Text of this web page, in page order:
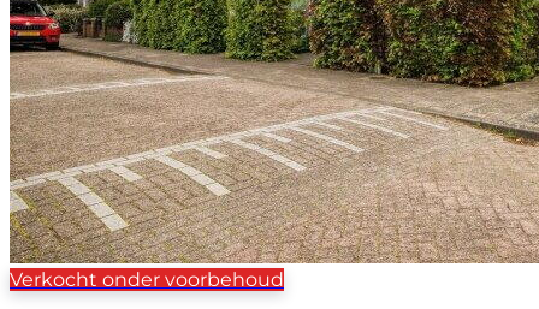
Verkocht onder voorbehoud